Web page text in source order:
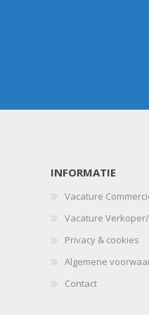
INFORMATIE
Vacature
Vacature
Privacy & cookies
Algemene
Contact